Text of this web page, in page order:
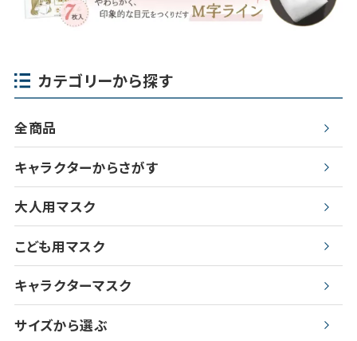
カテゴリーから探す
全商品
キャラクターからさがす
大人用マスク
こども用マスク
キャラクターマスク
サイズから選ぶ